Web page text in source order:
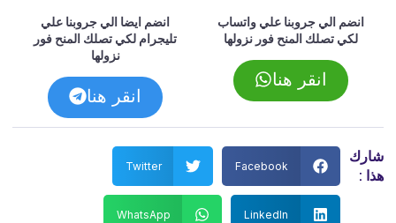
انضم الي جروبنا علي واتساب
لكي تصلك المنح فور نزولها
انقر هنا
انضم ايضا الي جروبنا علي
تليجرام لكي تصلك المنح فور
نزولها
انقر هنا
شارك
هذا :
Facebook
Twitter
LinkedIn
WhatsApp